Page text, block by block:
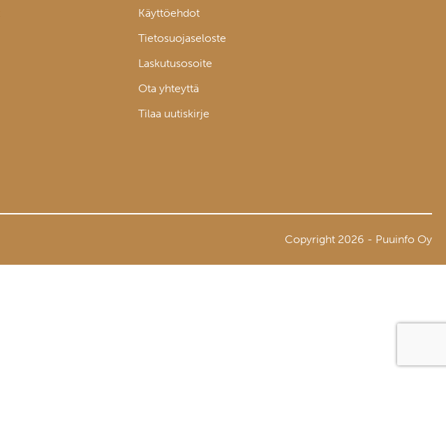
Käyttöehdot
Tietosuojaseloste
Laskutusosoite
Ota yhteyttä
Tilaa uutiskirje
Copyright 2026 - Puuinfo Oy